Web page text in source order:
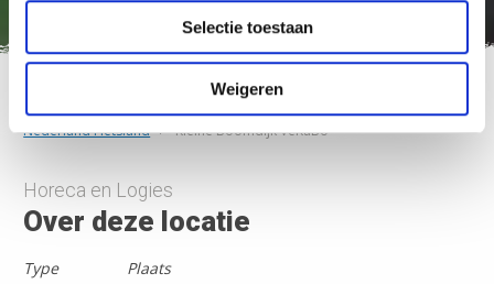
Selectie toestaan
Weigeren
Nederland Fietsland > Kleine Boomdijk VeKaBo
Horeca en Logies
Over deze locatie
Type
Plaats